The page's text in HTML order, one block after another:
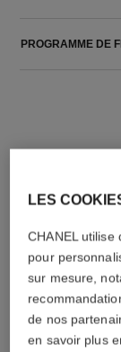
PROGRAMME DE
LES
CHANEL utilise
pour
sur mesure,
de nos
en savoir plus